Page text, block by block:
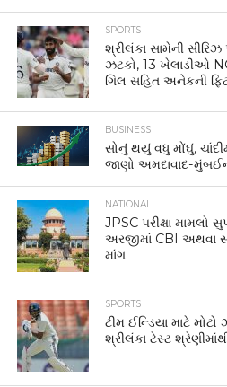
SPORTS
શ્રીલંકા સામેની સીરિઝ
ઝટકો, 13 ખેલાડીઓ
ગિલ સહિત અનેકની
BUSINESS
સોનું થયું વધુ મોંઘું,
જાણો અમદાવાદ-
NATIONAL
JPSC પરીક્ષા મામલો
અરજીમાં CBI અથવા
માંગ
SPORTS
ટીમ ઈન્ડિયા માટે
શ્રીલંકા ટેસ્ટ